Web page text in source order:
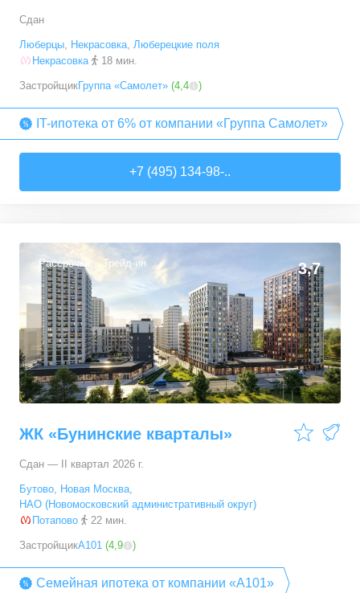
Сдан
Люберцы, Некрасовка, Люберецкие поля
Некрасовка
18 мин.
ЗастройщикГруппа «Самолет» (4,4 )
IT-ипотека от 6% от компании «Группа Самолет»
+7 (495) 134-98-..
Рассрочка Трейд-ин 3,7
ЖК «Бунинские кварталы»
Сдан — II квартал 2026 г.
Бутово, Новая Москва,
НАО (Новомосковский административный округ)
Потапово
22 мин.
ЗастройщикА101 (4,9 )
Семейная ипотека от компании «А101»